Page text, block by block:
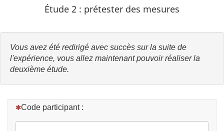
Étude 2 : prétester des mesures
Vous avez été redirigé avec succès sur la suite de
l'expérience, vous allez maintenant pouvoir réaliser la
deuxième étude.
(Cette question est obligatoire)
Code participant :